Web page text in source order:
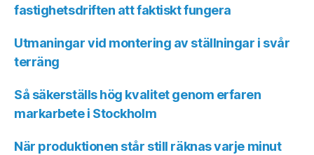
fastighetsdriften att faktiskt fungera
Utmaningar vid montering av ställningar i svår
terräng
Så säkerställs hög kvalitet genom erfaren
markarbete i Stockholm
När produktionen står still räknas varje minut